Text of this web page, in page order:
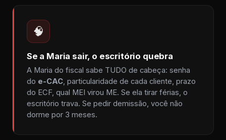
🧠
Se a Maria sair, o escritório quebra
A Maria do fiscal sabe TUDO de cabeça: senha
do e-CAC, particularidade de cada cliente, prazo
do ECF, qual MEI virou ME. Se ela tirar férias, o
escritório trava. Se pedir demissão, você não
dorme por 3 meses.